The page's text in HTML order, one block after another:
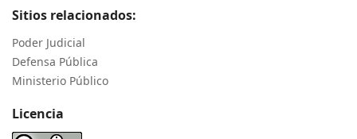
Sitios relacionados:
Poder Judicial
Defensa Pública
Ministerio Público
Licencia